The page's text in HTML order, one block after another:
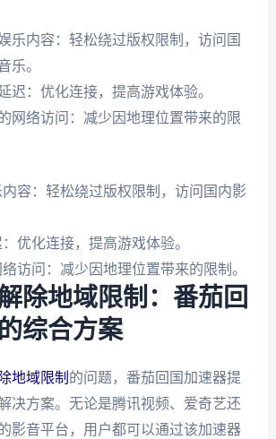
乐内容：轻松绕过版权限制，访问国
乐。
迟：优化连接，提高游戏体验。
网络访问：减少因地理位置带来的限
容：轻松绕过版权限制，访问国内影
优化连接，提高游戏体验。
访问：减少因地理位置带来的限制。
除地域限制：番茄回
综合方案
地域限制的问题，番茄回国加速器提
决方案。无论是腾讯视频、爱奇艺还
影音平台，用户都可以通过该加速器